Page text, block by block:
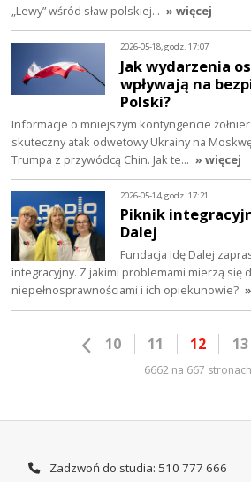
„Lewy” wśród sław polskiej… » więcej
2026-05-18, godz. 17:07
Jak wydarzenia
wpływają na
Polski?
Informacje o mniejszym kontyngencie
skuteczny atak odwetowy Ukrainy na
Trumpa z przywódcą Chin. Jak te… » więcej
2026-05-14, godz. 17:21
Piknik
Dalej
Fundacja Idę Dalej
integracyjny. Z jakimi problemami mierzą się
niepełnosprawnościami i ich opiekunowie?
10 11 12 13
6662 na 667 stronach
Zadzwoń do studia: 510 777 666